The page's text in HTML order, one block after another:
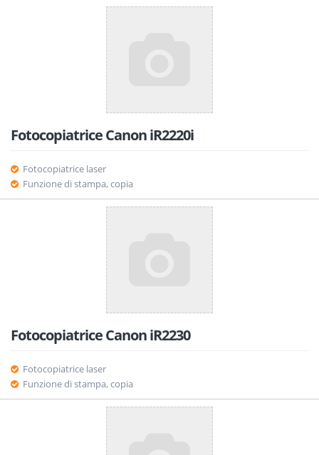
Fotocopiatrice Canon iR2220i
Fotocopiatrice laser
Funzione di stampa, copia
Fotocopiatrice Canon iR2230
Fotocopiatrice laser
Funzione di stampa, copia